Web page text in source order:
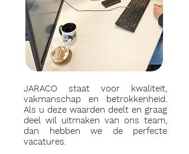
JARACO staat voor kwaliteit,
vakmanschap en betrokkenheid.
Als u deze waarden deelt en graag
deel wil uitmaken van ons team,
dan hebben we de perfecte
vacatures.